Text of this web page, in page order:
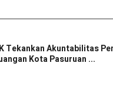
Tekankan Akuntabilitas
Kota Pasuruan ...